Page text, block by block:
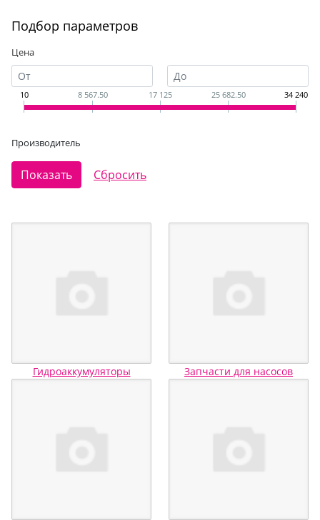
Подбор параметров
Цена
10 8 567.50 17 125 25 682.50 34 240
Производитель
Гидроаккумуляторы Запчасти для насосов